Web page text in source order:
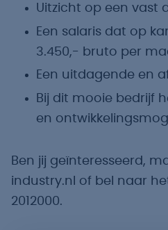
Uitzicht op een vast
Een salaris dat op
3.450,- bruto per
Een uitdagende en
Bij dit mooie bedrijf
en
Ben jij geïnteresseerd,
industry.nl of bel naar
2012000.